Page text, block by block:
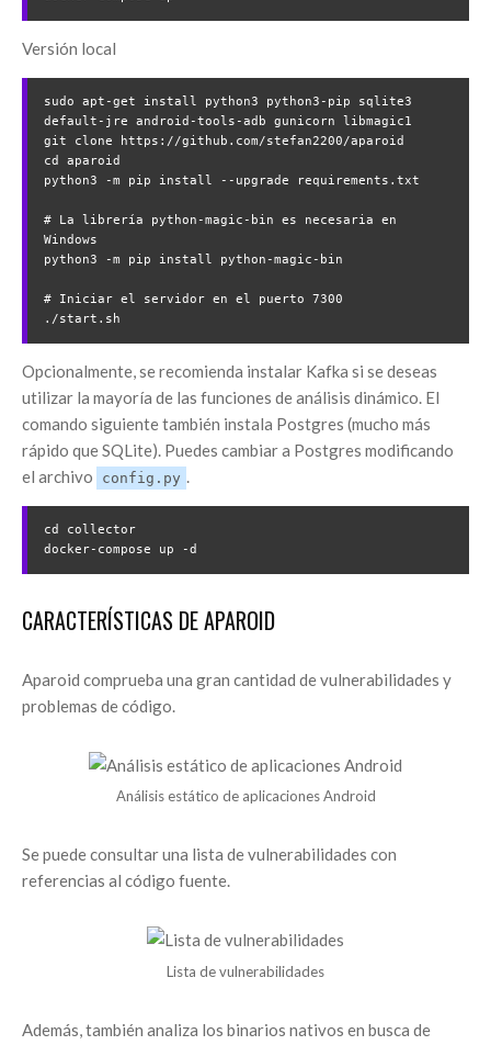
Versión local
sudo apt-get install python3 python3-pip sqlite3
default-jre android-tools-adb gunicorn libmagic1
git clone https://github.com/stefan2200/aparoid
cd aparoid
python3 -m pip install --upgrade requirements.txt
# La librería python-magic-bin es necesaria en
Windows
python3 -m pip install python-magic-bin
# Iniciar el servidor en el puerto 7300
Opcionalmente, se recomienda instalar Kafka si se deseas
utilizar la mayoría de las funciones de análisis dinámico. El
comando siguiente también instala Postgres (mucho más
rápido que SQLite). Puedes cambiar a Postgres modificando
el archivo
config.py .
cd collector
CARACTERÍSTICAS DE APAROID
Aparoid comprueba una gran cantidad de vulnerabilidades y
problemas de código.
Análisis estático de aplicaciones Android
Se puede consultar una lista de vulnerabilidades con
referencias al código fuente.
Lista de vulnerabilidades
Además, también analiza los binarios nativos en busca de